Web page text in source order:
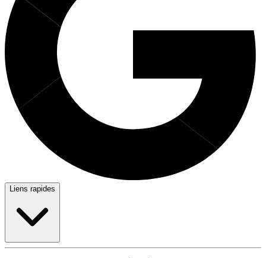
Liens rapides